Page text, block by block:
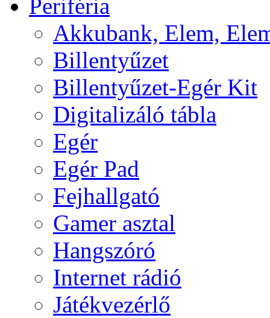
Periféria
Akkubank, Elem,
Billentyűzet
Billentyűzet-Egér Kit
Digitalizáló tábla
Egér
Egér Pad
Fejhallgató
Gamer asztal
Hangszóró
Internet rádió
Játékvezérlő